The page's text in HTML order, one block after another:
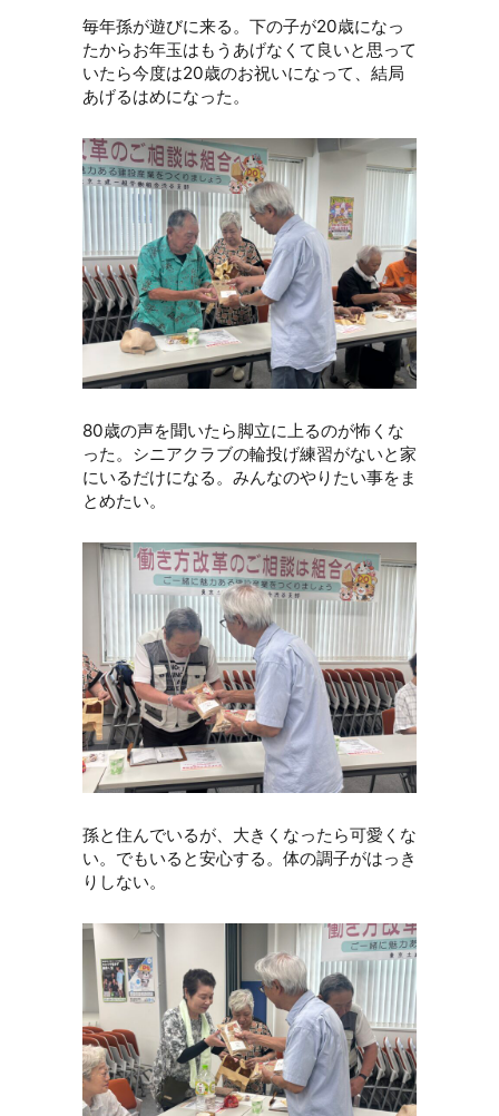
毎年孫が遊びに来る。下の子が20歳になっ
たからお年玉はもうあげなくて良いと思って
いたら今度は20歳のお祝いになって、結局
あげるはめになった。
80歳の声を聞いたら脚立に上るのが怖くな
った。シニアクラブの輪投げ練習がないと家
にいるだけになる。みんなのやりたい事をま
とめたい。
孫と住んでいるが、大きくなったら可愛くな
い。でもいると安心する。体の調子がはっき
りしない。